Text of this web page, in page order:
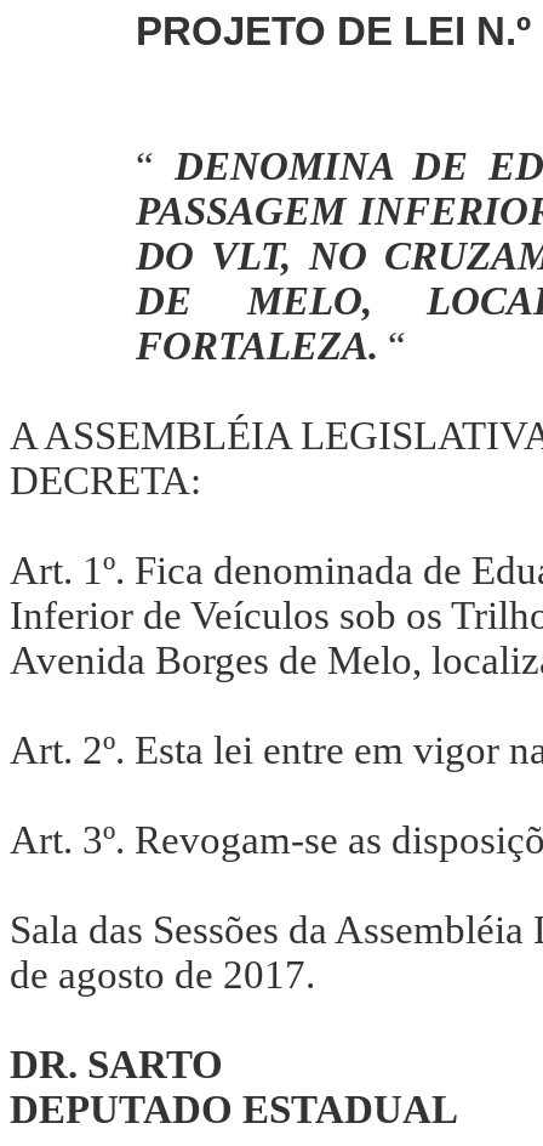
PROJETO DE LEI N.º
“ DENOMINA DE
PASSAGEM
DO VLT, NO
DE MELO,
FORTALEZA. “
A ASSEMBLÉIA
DECRETA:
Art. 1º. Fica denominada de
Inferior de Veículos sob os
Avenida Borges de Melo,
Art. 2º. Esta lei entre em vigor
Art. 3º. Revogam-se as
Sala das Sessões da
de agosto de 2017.
DR. SARTO
DEPUTADO ESTADUAL